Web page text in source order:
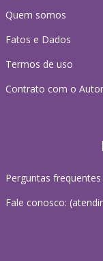
Quem somos
Fatos e Dados
Termos de uso
Contrato com o Autor
Perguntas frequentes
Fale conosco: (